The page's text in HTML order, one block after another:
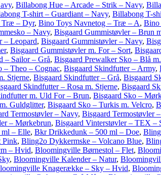
, Billabong Hue – Arcade – Strik – Navy,
T-shirt – Guardiant – Navy, Billabong T-
Træ – Dyr, Bino Toys Navnetog – Træ – A, Bino
– Navy, Bisgaard Gummistøvler – Brun
– Leopard, Bisgaard Gummistøvler – Navy,
, Bisgaard Gummistøvler m. For – Sort,
– Sailor – Grå, Bisgaard Prewalker Sko – Blå
– Theo – Cognac, Bisgaard Skindfutter – Army,
Stjerne, Bisgaard Skindfutter – Grå, Bisgaard
Skindfutter – Rosa m. Stjerne, Bisgaard
m. Uld For – Brun, Bisgaard Sko –
Guldglitter, Bisgaard Sko – Turkis m. Velcro,
Termostøvler – Navy, Bisgaard Termostøvler
– Mørkebrun, Bisgaard Vinterstøvler – TEX –
– Elle, Bkr Drikkedunk – 500 ml – Doe,
Pink, Bling2o Dykkermske – Volcano Blue,
– Hvid, Bloomingville Børnestol – Flet,
, Bloomingville Kalender – Natur,
Knagerække – Sky – Hvid,